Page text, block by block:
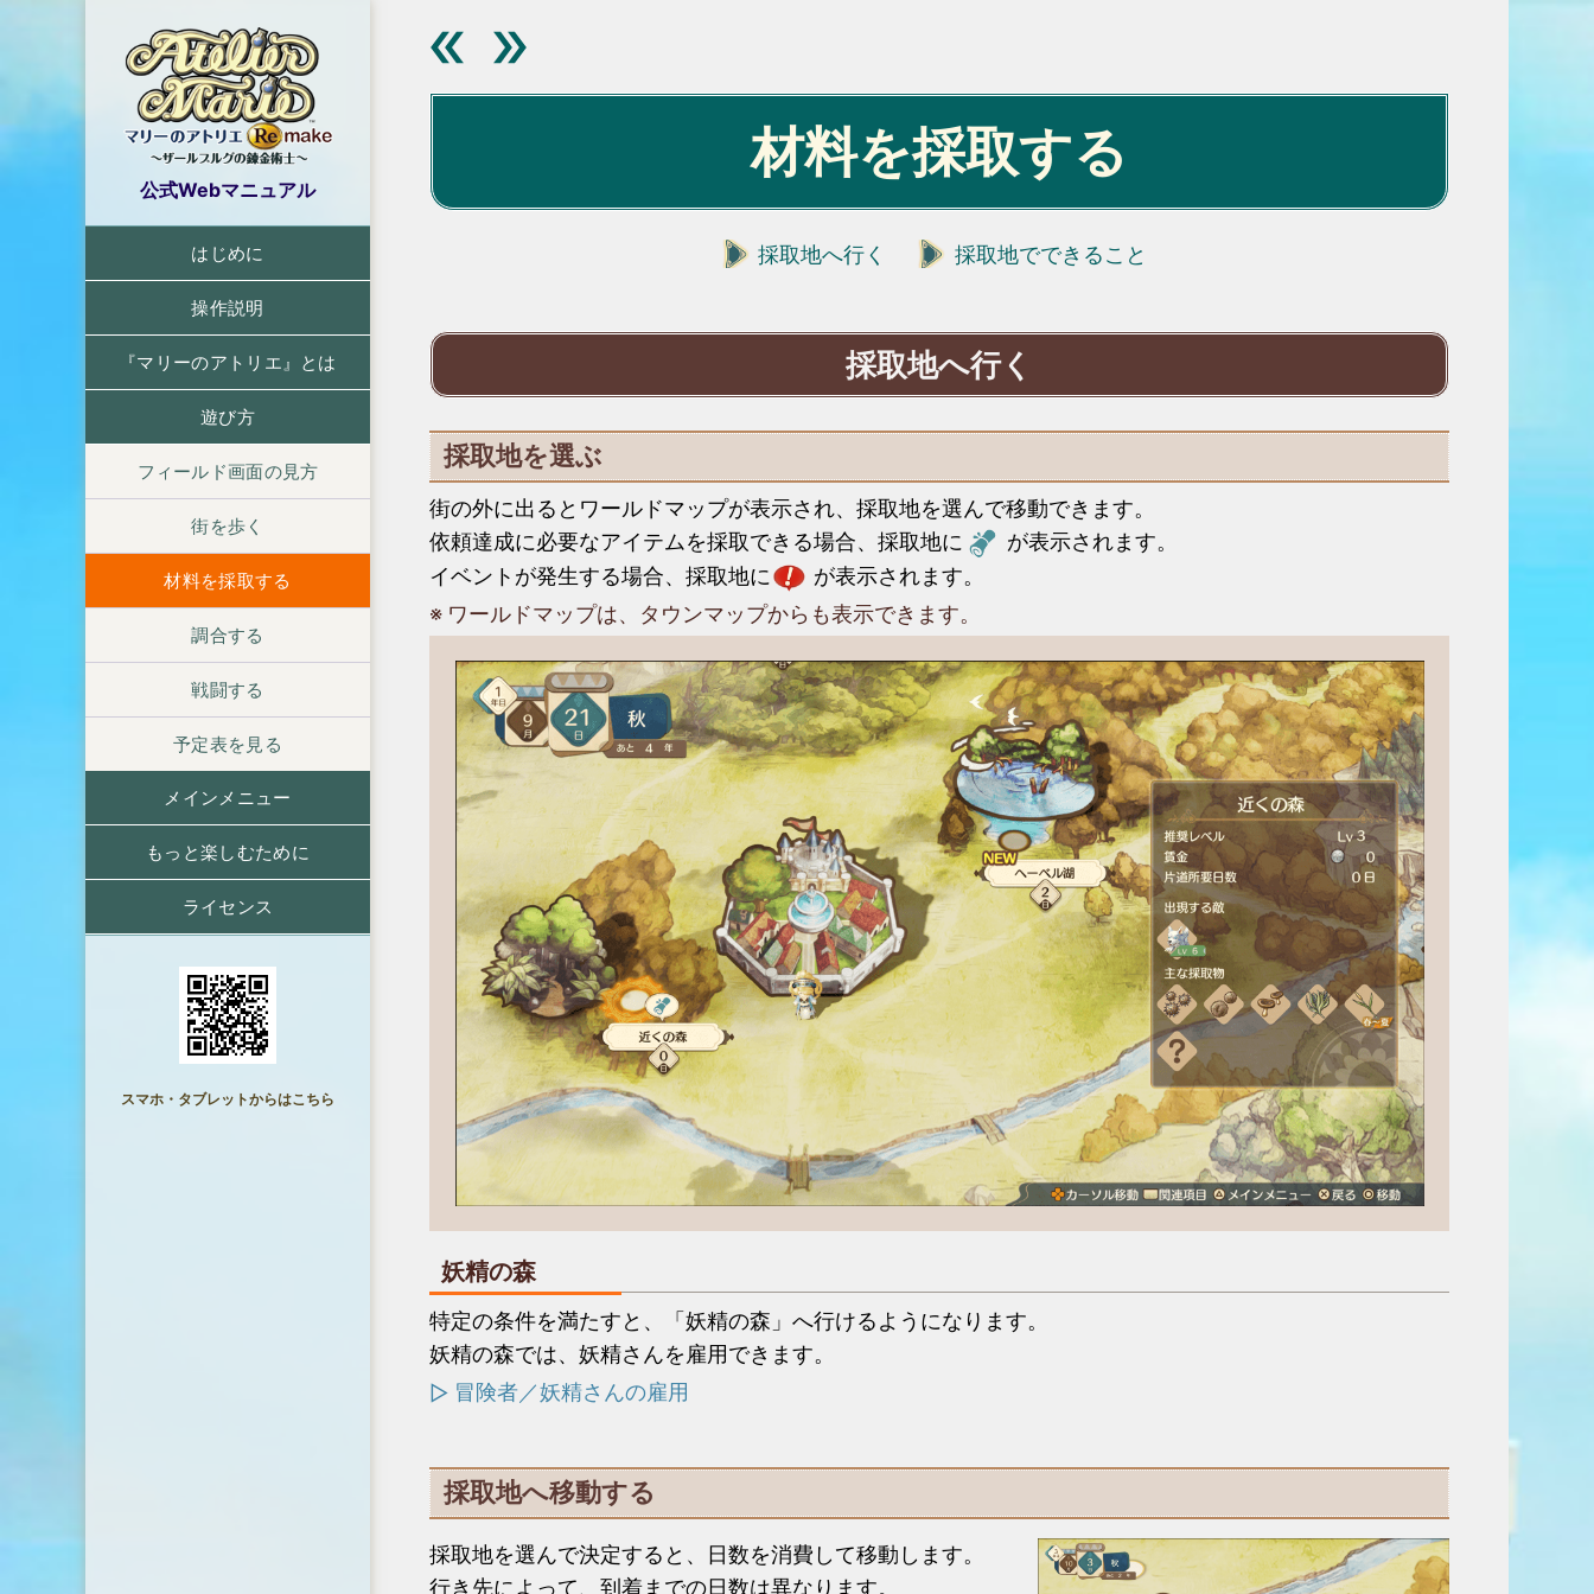
公式Webマニュアル
はじめに
操作説明
『マリーのアトリエ』とは
遊び方
フィールド画面の見方
街を歩く
材料を採取する
調合する
戦闘する
予定表を見る
メインメニュー
もっと楽しむために
ライセンス
スマホ・タブレットからはこちら
材料を採取する
採取地へ行く 採取地でできること
採取地へ行く
採取地を選ぶ
街の外に出るとワールドマップが表示され、採取地を選んで移動できます。
依頼達成に必要なアイテムを採取できる場合、採取地に
が表示されます。
イベントが発生する場合、採取地に
が表示されます。
ワールドマップは、タウンマップからも表示できます。
妖精の森
特定の条件を満たすと、「妖精の森」へ行けるようになります。
妖精の森では、妖精さんを雇用できます。
冒険者／妖精さんの雇用
採取地へ移動する
採取地を選んで決定すると、日数を消費して移動します。
行き先によって、到着までの日数は異なります。